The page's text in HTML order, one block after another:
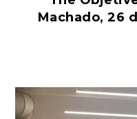
Machado, 26
Reproductor
de